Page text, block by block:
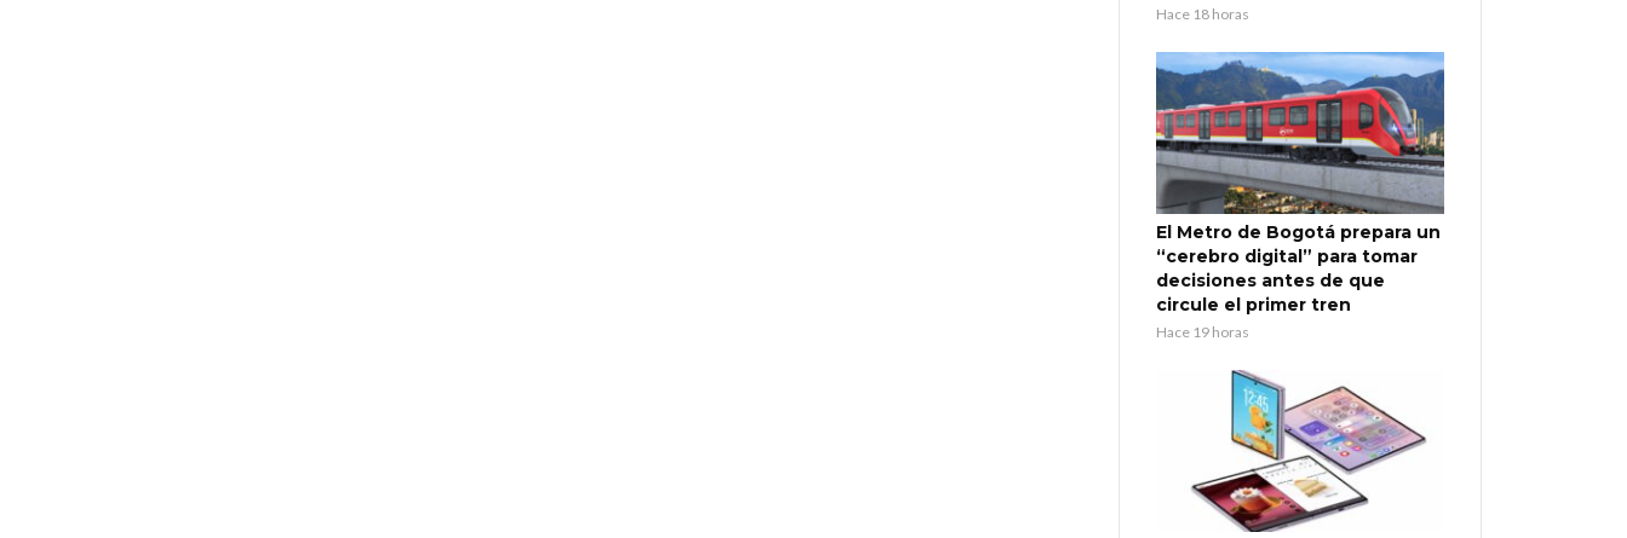
Hace 18 horas
El Metro de Bogotá prepara un
“cerebro digital” para tomar
decisiones antes de que
circule el primer tren
Hace 19 horas